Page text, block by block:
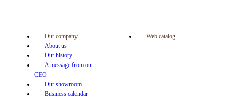
Our company
About us
Our history
A message from our
CEO
Our showroom
Business calendar
Web catalog